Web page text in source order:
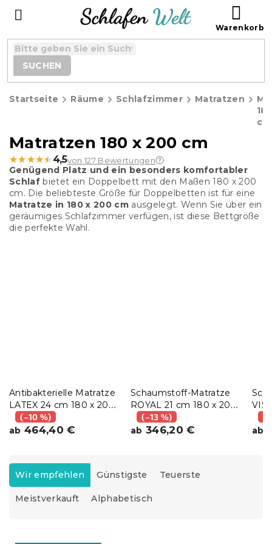
SUCHEN
Startseite Räume Schlafzimmer Matratzen
cm
Matratzen 180 x 200 cm
★★★★★
★★★★★ 4,5von 127 Bewertungen
Genügend Platz und ein besonders komfortabler
Schlaf bietet ein Doppelbett mit den Maßen 180 x 200
cm. Die beliebteste Größe für Doppelbetten ist für eine
Matratze in 180 x 200 cm ausgelegt. Wenn Sie über ein
geräumiges Schlafzimmer verfügen, ist diese Bettgröße
die perfekte Wahl.
Antibakterielle Matratze
LATEX 24 cm 180 x 200
cm(–10 %)
ab 464,40 €
Schaumstoff-Matratze
ROYAL 21 cm 180 x 200
cm(–13 %)
ab 346,20 € ab
P
o
d
Wir empfehlen Günstigste Teuerste
Meistverkauft Alphabetisch